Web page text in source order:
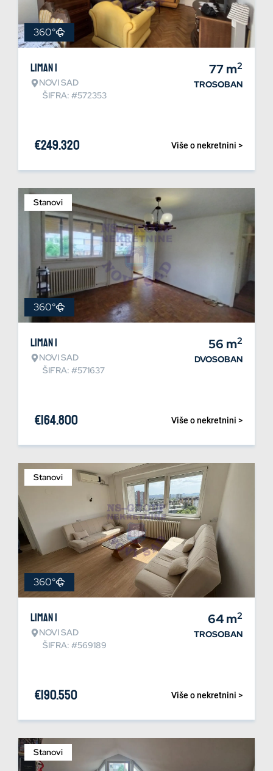
360°
Liman 1
NOVI SAD
ŠIFRA: #572353
77m2
TROSOBAN
Više o nekretnini >
€249.320
Stanovi
360°
Liman 1
NOVI SAD
ŠIFRA: #571637
56 m2
DVOSOBAN
Više o nekretnini >
€164.800
Stanovi
360°
Liman 1
NOVI SAD
ŠIFRA: #569189
64m2
TROSOBAN
Više o nekretnini >
€190.550
Stanovi